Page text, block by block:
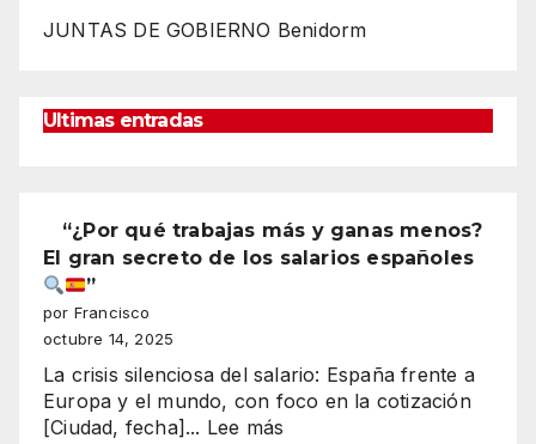
JUNTAS DE GOBIERNO Benidorm
Ultimas entradas
“¿Por qué trabajas más y ganas menos?
El gran secreto de los salarios españoles
”
por Francisco
octubre 14, 2025
La crisis silenciosa del salario: España frente a
Europa y el mundo, con foco en la cotización
[Ciudad, fecha]... Lee más